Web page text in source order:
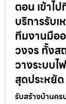
ตอน เข้าไ
บริการรับเ
ทีมงานมือ
วงจร ทั้งส
วางระบบ
สุดประหยัด
รับสร้างบ้านค